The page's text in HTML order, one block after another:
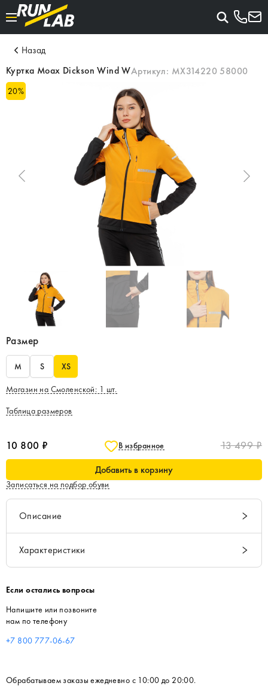
Назад
Куртка Moax Dickson Wind WАртикул: MX314220 58000
20%
Размер
M S XS
Магазин на Смоленской: 1 шт.
Таблица размеров
10 800 ₽ В избранное 13 499 ₽
Добавить в корзину
Записаться на подбор обуви
Описание
Характеристики
Если остались вопросы
Напишите или позвоните
нам по телефону
+7 800 777-06-67
Обрабатываем заказы ежедневно с 10:00 до 20:00.